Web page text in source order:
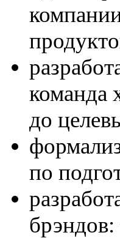
команда
до
по